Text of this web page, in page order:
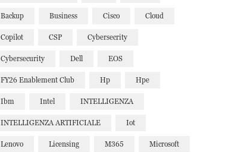
Backup Business Cisco Cloud
Copilot CSP Cybersecrity
Cybersecurity Dell EOS
FY26 Enablement Club Hp Hpe
Ibm Intel INTELLIGENZA
INTELLIGENZA ARTIFICIALE Iot
Lenovo Licensing M365 Microsoft